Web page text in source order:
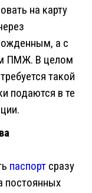
на карту
а с
ПМЖ. В целом
такой
подаются в те
паспорт сразу
постоянных